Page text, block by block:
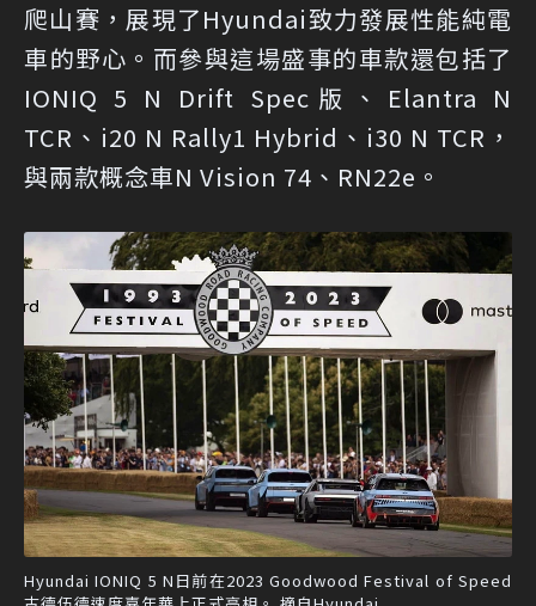
爬山賽，展現了Hyundai致力發展性能純電
車的野心。而參與這場盛事的車款還包括了
IONIQ 5 N Drift Spec版、Elantra N
TCR、i20 N Rally1 Hybrid、i30 N TCR，
與兩款概念車N Vision 74、RN22e。
Hyundai IONIQ 5 N日前在2023 Goodwood Festival of Speed